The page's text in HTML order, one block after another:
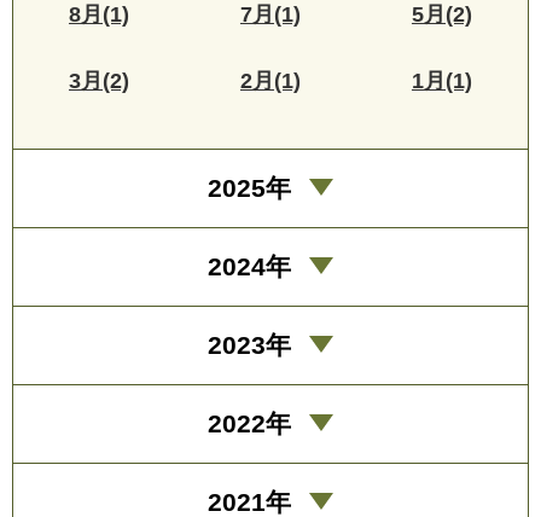
8月(1) 7月(1) 5月(2)
3月(2) 2月(1) 1月(1)
2025年
2024年
2023年
2022年
2021年